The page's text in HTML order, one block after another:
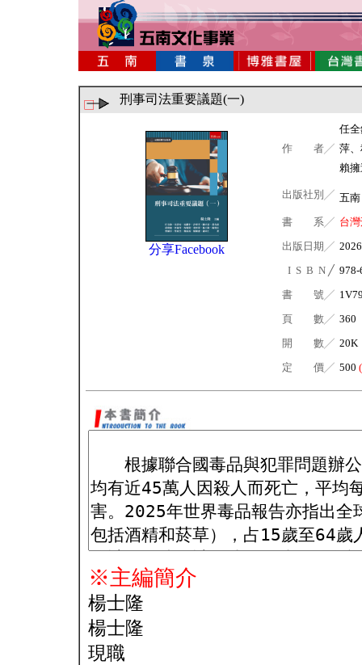
刑事司法重要議題(一)
分享Facebook
作 者╱
任
萍
賴
出版社別╱ 五南
書 系╱ 台
出版日期╱
I S B N ╱ 978-
書 號╱
頁 數╱ 360
開 數╱ 20K
定 價╱ 500
※主編簡介
楊士隆
楊士隆
現職